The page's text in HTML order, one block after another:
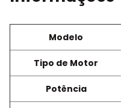
Modelo
Tipo de Motor
Potência